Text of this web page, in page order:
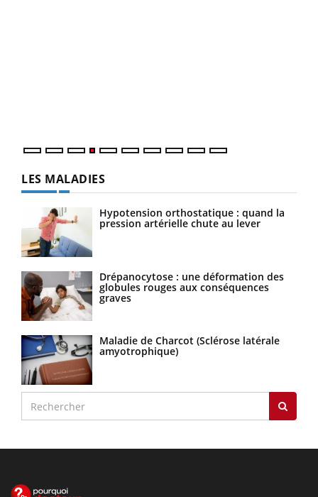
LES MALADIES
Hypotension orthostatique : quand la
pression artérielle chute au lever
Drépanocytose : une déformation des
globules rouges aux conséquences
graves
Maladie de Charcot (Sclérose latérale
amyotrophique)